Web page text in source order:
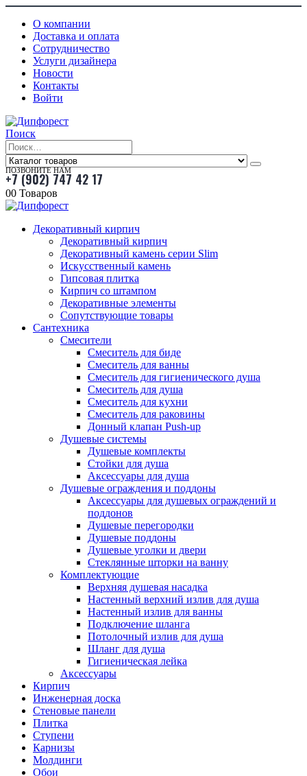
О компании
Доставка и оплата
Сотрудничество
Услуги дизайнера
Новости
Контакты
Войти
Поиск
ПОЗВОНИТЕ НАМ
+7 (902) 747 42 17
00 Товаров
Декоративный кирпич
Декоративный кирпич
Декоративный камень серии Slim
Искусственный камень
Гипсовая плитка
Кирпич со штампом
Декоративные элементы
Сопутствующие товары
Сантехника
Смесители
Смеситель для биде
Смеситель для ванны
Смеситель для гигиенического душа
Смеситель для душа
Смеситель для кухни
Смеситель для раковины
Донный клапан Push-up
Душевые системы
Душевые комплекты
Стойки для душа
Аксессуары для душа
Душевые ограждения и поддоны
Аксессуары для душевых ограждений и
поддонов
Душевые перегородки
Душевые поддоны
Душевые уголки и двери
Стеклянные шторки на ванну
Комплектующие
Верхняя душевая насадка
Настенный верхний излив для душа
Настенный излив для ванны
Подключение шланга
Потолочный излив для душа
Шланг для душа
Гигиеническая лейка
Аксессуары
Кирпич
Инженерная доска
Стеновые панели
Плитка
Ступени
Карнизы
Молдинги
Обои